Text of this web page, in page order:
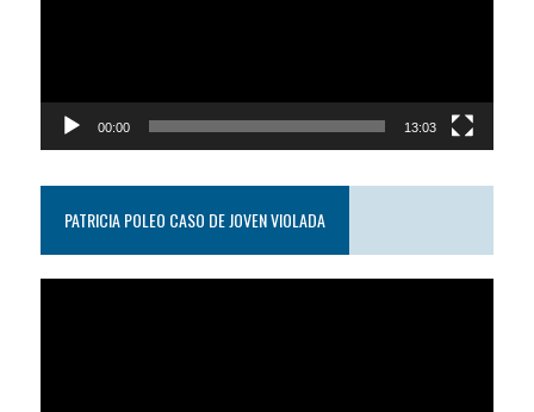
00:00 13:03
PATRICIA POLEO CASO DE JOVEN VIOLADA